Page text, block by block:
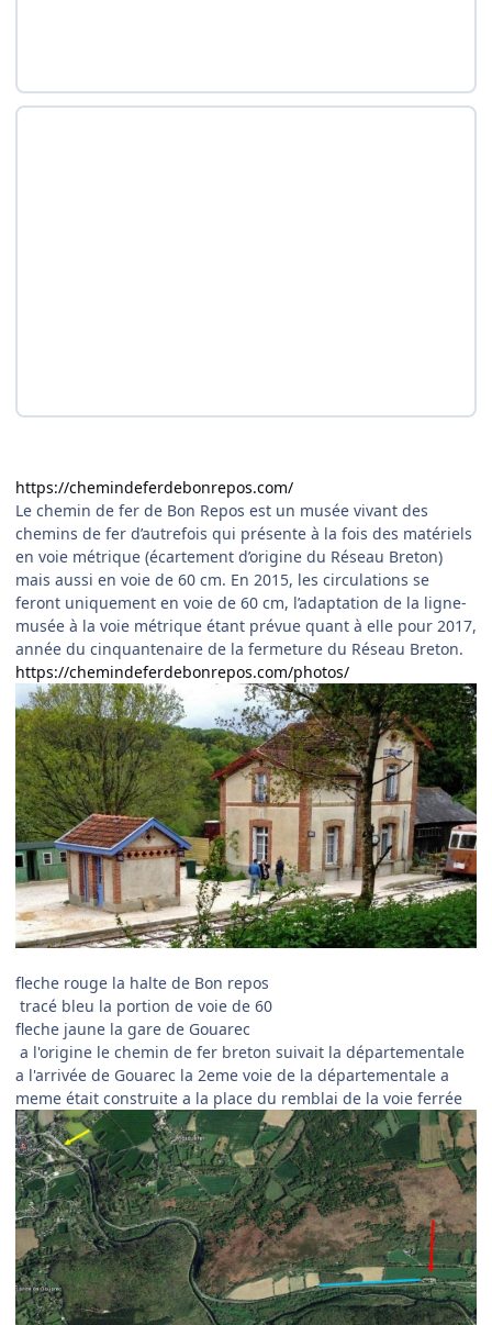
https://chemindeferdebonrepos.com/
Le chemin de fer de Bon Repos est un musée vivant des
chemins de fer d’autrefois qui présente à la fois des matériels
en voie métrique (écartement d’origine du Réseau Breton)
mais aussi en voie de 60 cm. En 2015, les circulations se
feront uniquement en voie de 60 cm, l’adaptation de la ligne-
musée à la voie métrique étant prévue quant à elle pour 2017,
année du cinquantenaire de la fermeture du Réseau Breton.
https://chemindeferdebonrepos.com/photos/
fleche rouge la halte de Bon repos
tracé bleu la portion de voie de 60
fleche jaune la gare de Gouarec
a l'origine le chemin de fer breton suivait la départementale
a l'arrivée de Gouarec la 2eme voie de la départementale a
meme était construite a la place du remblai de la voie ferrée